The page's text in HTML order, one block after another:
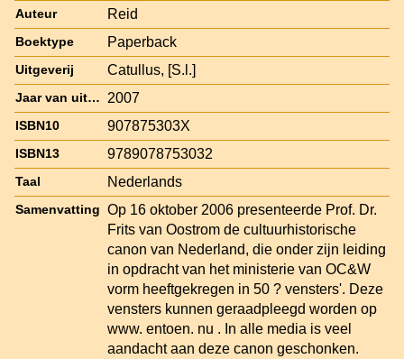
Auteur Reid
Boektype Paperback
Uitgeverij Catullus, [S.l.]
Jaar van uitgave 2007
ISBN10 907875303X
ISBN13 9789078753032
Taal Nederlands
Samenvatting Op 16 oktober 2006 presenteerde Prof. Dr.
Frits van Oostrom de cultuurhistorische
canon van Nederland, die onder zijn leiding
in opdracht van het ministerie van OC&W
vorm heeftgekregen in 50 ? vensters'. Deze
vensters kunnen geraadpleegd worden op
www. entoen. nu . In alle media is veel
aandacht aan deze canon geschonken.